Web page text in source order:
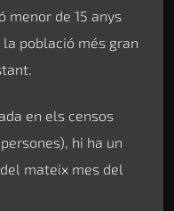
menor de 15 anys
la població més gran
en els censos
hi ha un
mateix mes del